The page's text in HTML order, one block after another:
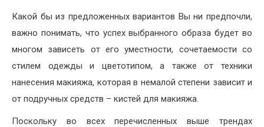
Какой бы из предложенных вариантов Вы ни предпочли,
важно понимать, что успех выбранного образа будет во
многом зависеть от его уместности, сочетаемости со
стилем одежды и цветотипом, а также от техники
нанесения макияжа, которая в немалой степени зависит и
от подручных средств – кистей для макияжа.
Поскольку во всех перечисленных выше трендах